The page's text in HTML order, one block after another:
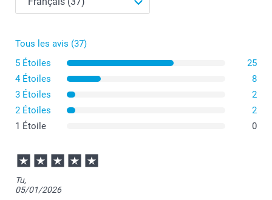
Tous les avis (37)
5 Étoiles
25
4 Étoiles
8
3 Étoiles
2
2 Étoiles
2
1 Étoile
0
Tu,
05/01/2026